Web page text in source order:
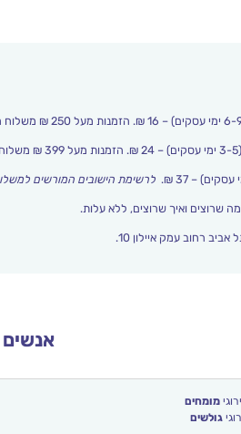
לרשימת הישובים המורשים
שרוצים ואיך שרוצים, ללא עלות.
רחוב עמק איילון 10.
אנשים
מומחים
גולשים